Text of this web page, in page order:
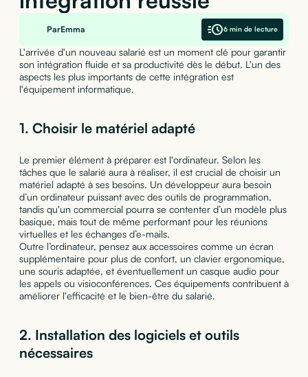
ParEmma 6 min de lecture
L'arrivée d'un nouveau salarié est un moment clé pour garantir
son intégration fluide et sa productivité dès le début. L'un des
aspects les plus importants de cette intégration est
l'équipement informatique.
1. Choisir le matériel adapté
Le premier élément à préparer est l'ordinateur. Selon les
tâches que le salarié aura à réaliser, il est crucial de choisir un
matériel adapté à ses besoins. Un développeur aura besoin
d’un ordinateur puissant avec des outils de programmation,
tandis qu'un commercial pourra se contenter d’un modèle plus
basique, mais tout de même performant pour les réunions
virtuelles et les échanges d’e-mails.
Outre l’ordinateur, pensez aux accessoires comme un écran
supplémentaire pour plus de confort, un clavier ergonomique,
une souris adaptée, et éventuellement un casque audio pour
les appels ou visioconférences. Ces équipements contribuent à
améliorer l'efficacité et le bien-être du salarié.
2. Installation des logiciels et outils
nécessaires